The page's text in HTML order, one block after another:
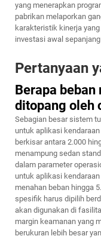
yang menerapkan
pabrikan melaporkan
karakteristik kinerja
investasi awal
Pertanyaan
Berapa
ditopang oleh
Sebagian besar sistem
untuk aplikasi
berkisar antara 2.000
menampung sedan
dalam parameter
untuk aplikasi
menahan beban hingga
spesifik harus dipilih
akan digunakan di
margin keamanan yang
berukuran lebih besar